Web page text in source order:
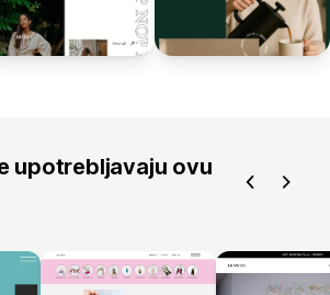
upotrebljavaju ovu